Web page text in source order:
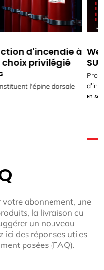
d'incendie
au système d'extinction
votre abonnement, une
la livraison ou
un nouveau
ici des réponses utiles
posées (FAQ).